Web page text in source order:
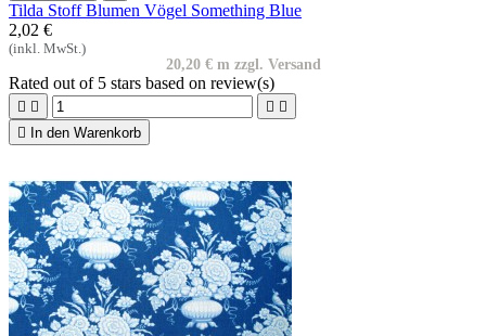
Tilda Stoff Blumen Vögel Something Blue
2,02 €
(inkl. MwSt.)
20,20 € m zzgl. Versand
Rated out of 5 stars based on review(s)
   

In den Warenkorb